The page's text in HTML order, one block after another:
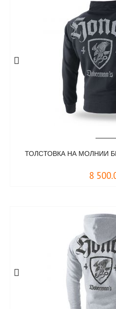
ТОЛСТОВКА НА МОЛНИИ
8